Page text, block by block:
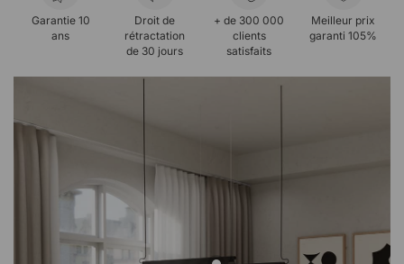
Garantie 10
ans
Droit de
rétractation
de 30 jours
+ de 300 000
clients
satisfaits
Meilleur prix
garanti 105%